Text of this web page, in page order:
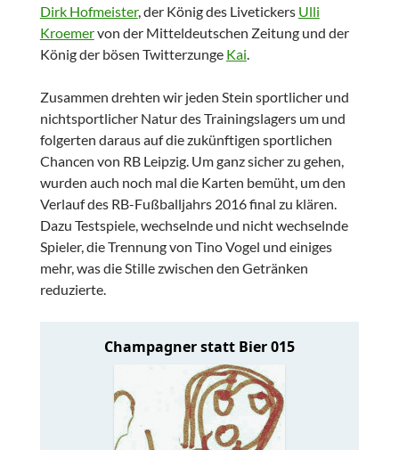
Dirk Hofmeister, der König des Livetickers Ulli
Kroemervon der Mitteldeutschen Zeitung und der
König der bösen Twitterzunge Kai.
Zusammen drehten wir jeden Stein sportlicher und
nichtsportlicher Natur des Trainingslagers um und
folgerten daraus auf die zukünftigen sportlichen
Chancen von RB Leipzig. Um ganz sicher zu gehen,
wurden auch noch mal die Karten bemüht, um den
Verlauf des RB-Fußballjahrs 2016 final zu klären.
Dazu Testspiele, wechselnde und nicht wechselnde
Spieler, die Trennung von Tino Vogel und einiges
mehr, was die Stille zwischen den Getränken
reduzierte.